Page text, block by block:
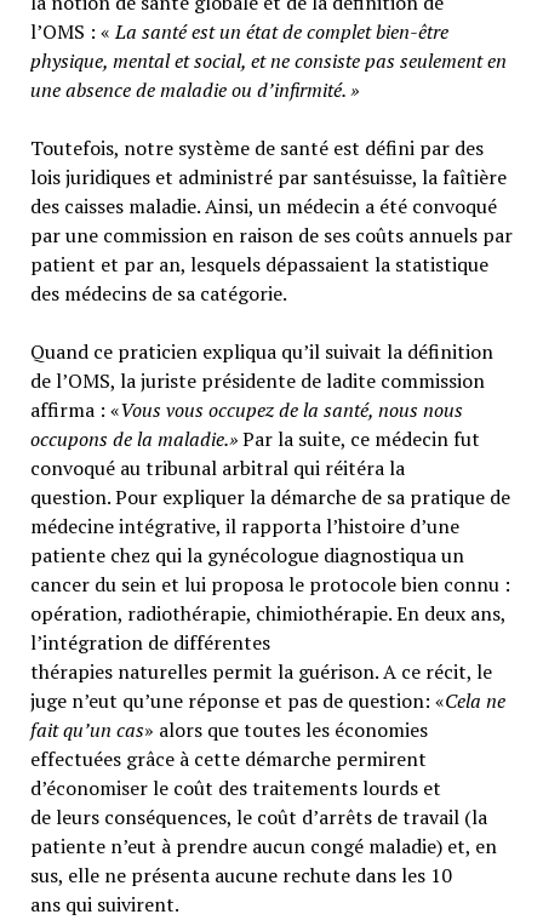
l’OMS : «La santé est un état de complet bien-être
physique, mental et social, et ne consiste pas seulement en
une absence de maladie ou d’infirmité.»
Toutefois, notre système de santé est défini par des
lois juridiques et administré par santésuisse, la faîtière
des caisses maladie. Ainsi, un médecin a été convoqué
par une commission en raison de ses coûts annuels par
patient et par an, lesquels dépassaient la statistique
des médecins de sa catégorie.
Quand ce praticien expliqua qu’il suivait la définition
de l’OMS, la juriste présidente de ladite commission
affirma : «Vous vous occupez de la santé, nous nous
occupons de la maladie.»Par la suite, ce médecin fut
convoqué au tribunal arbitral qui réitéra la
question. Pour expliquer la démarche de sa pratique de
médecine intégrative, il rapporta l’histoire d’une
patiente chez qui la gynécologue diagnostiqua un
cancer du sein et lui proposa le protocole bien connu :
opération, radiothérapie, chimiothérapie. En deux ans,
l’intégration de différentes
thérapies naturelles permit la guérison. A ce récit, le
juge n’eut qu’une réponse et pas de question: «Cela ne
fait qu’un cas» alors que toutes les économies
effectuées grâce à cette démarche permirent
d’économiser le coût des traitements lourds et
de leurs conséquences, le coût d’arrêts de travail (la
patiente n’eut à prendre aucun congé maladie) et, en
sus, elle ne présenta aucune rechute dans les 10
ans qui suivirent.